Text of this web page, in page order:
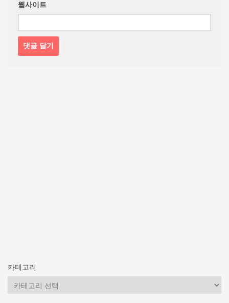
웹사이트
카테고리
카
테